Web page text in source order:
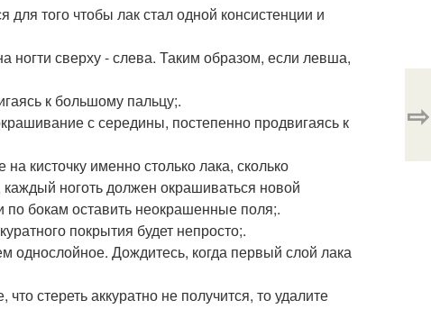
того чтобы лак стал одной консистенции и
ногти сверху - слева. Таким образом, если левша,
к большому пальцу;.
с середины, постепенно продвигаясь к
кисточку именно столько лака, сколько
каждый ноготь должен окрашиваться новой
по бокам оставить неокрашенные поля;.
покрытия будет непросто;.
однослойное. Дождитесь, когда первый слой лака
стереть аккуратно не получится, то удалите
⇨